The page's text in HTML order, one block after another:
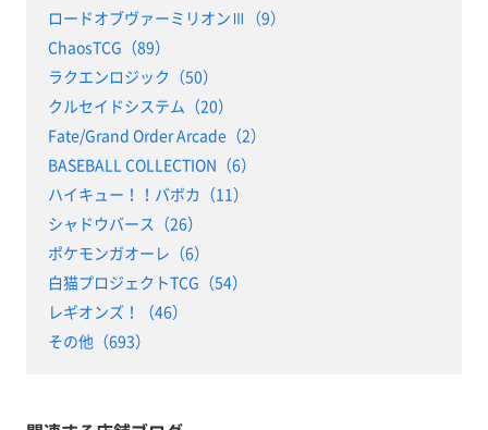
ロードオブヴァーミリオンⅢ（9）
ChaosTCG（89）
ラクエンロジック（50）
クルセイドシステム（20）
Fate/Grand Order Arcade（2）
BASEBALL COLLECTION（6）
ハイキュー！！バボカ（11）
シャドウバース（26）
ポケモンガオーレ（6）
白猫プロジェクトTCG（54）
レギオンズ！（46）
その他（693）